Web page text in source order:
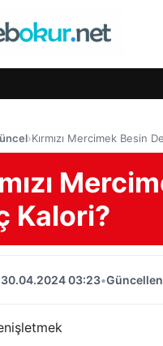
›Kırmızı Mercimek Besin
Kalori?
30.04.2024 03:23•